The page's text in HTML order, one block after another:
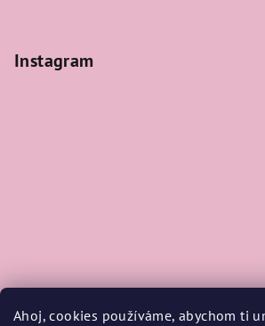
Ahoj, cookies používáme, abychom ti
Instagram